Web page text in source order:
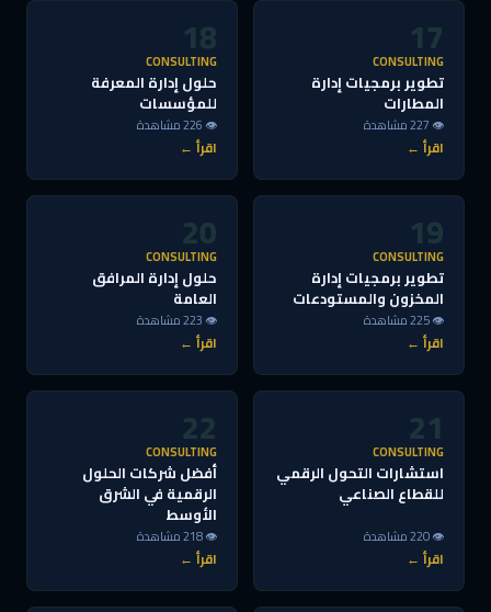
17
CONSULTING
تطوير برمجيات إدارة
المطارات
👁 227 مشاهدة
اقرأ ←
18
CONSULTING
حلول إدارة المعرفة
للمؤسسات
👁 226 مشاهدة
اقرأ ←
19
CONSULTING
تطوير برمجيات إدارة
المخزون والمستودعات
👁 225 مشاهدة
اقرأ ←
20
CONSULTING
حلول إدارة المرافق
العامة
👁 223 مشاهدة
اقرأ ←
21
CONSULTING
استشارات التحول الرقمي
للقطاع الصناعي
👁 220 مشاهدة
اقرأ ←
22
CONSULTING
أفضل شركات الحلول
الرقمية في الشرق
الأوسط
👁 218 مشاهدة
اقرأ ←